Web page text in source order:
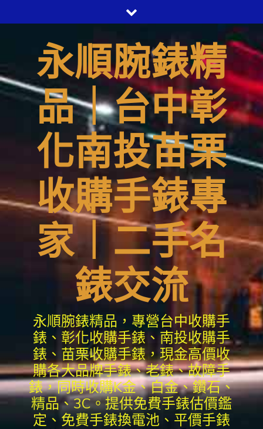
to
永順腕錶精
品｜台中彰
化南投苗栗
收購手錶專
家｜二手名
錶交流
永順腕錶精品，專營台中收購手
錶、彰化收購手錶、南投收購手
錶、苗栗收購手錶，現金高價收
購各大品牌手錶、老錶、故障手
錶，同時收購K金、白金、鑽石、
精品、3C。提供免費手錶估價鑑
定、免費手錶換電池、平價手錶